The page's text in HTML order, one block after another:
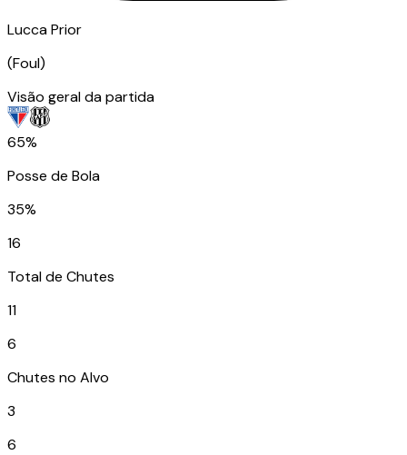
Lucca Prior
(Foul)
Visão geral da partida
65%
Posse de Bola
35%
16
Total de Chutes
11
6
Chutes no Alvo
3
6